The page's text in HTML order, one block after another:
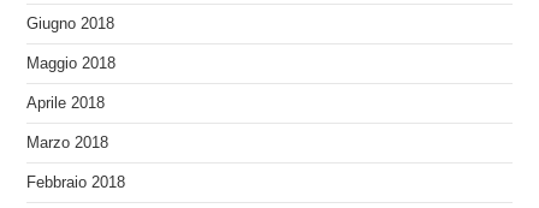
Giugno 2018
Maggio 2018
Aprile 2018
Marzo 2018
Febbraio 2018